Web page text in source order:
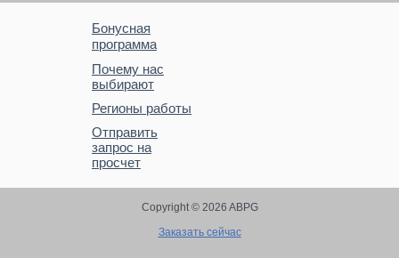
Бонусная
программа
Почему нас
выбирают
Регионы работы
Отправить
запрос на
просчет
Copyright © 2026 ABPG
Заказать сейчас